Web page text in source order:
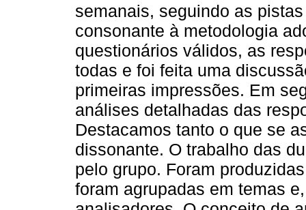
semanais, seguindo as
consonante à metodologia
questionários válidos, as
todas e foi feita uma
primeiras impressões. Em
análises detalhadas das
Destacamos tanto o que se
dissonante. O trabalho das
pelo grupo. Foram
foram agrupadas em temas